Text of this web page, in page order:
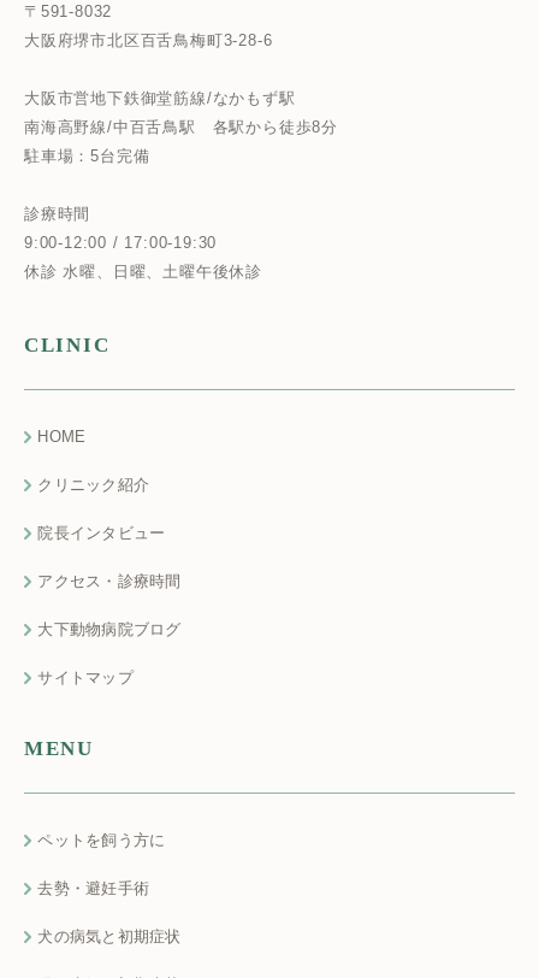
〒591-8032
大阪府堺市北区百舌鳥梅町3-28-6
大阪市営地下鉄御堂筋線/なかもず駅
南海高野線/中百舌鳥駅 各駅から徒歩8分
駐車場：5台完備
診療時間
9:00-12:00 / 17:00-19:30
休診 水曜、日曜、土曜午後休診
CLINIC
HOME
クリニック紹介
院長インタビュー
アクセス・診療時間
大下動物病院ブログ
サイトマップ
MENU
ペットを飼う方に
去勢・避妊手術
犬の病気と初期症状